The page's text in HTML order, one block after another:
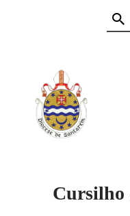
Cursilho
A DIOCESE
CELEBRAÇÃO
VIDA CRISTÃ
NOTÍCIAS